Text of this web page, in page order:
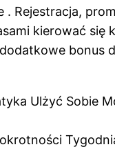
Rejestracja,
kierować
bonus
Ulżyć Sobie